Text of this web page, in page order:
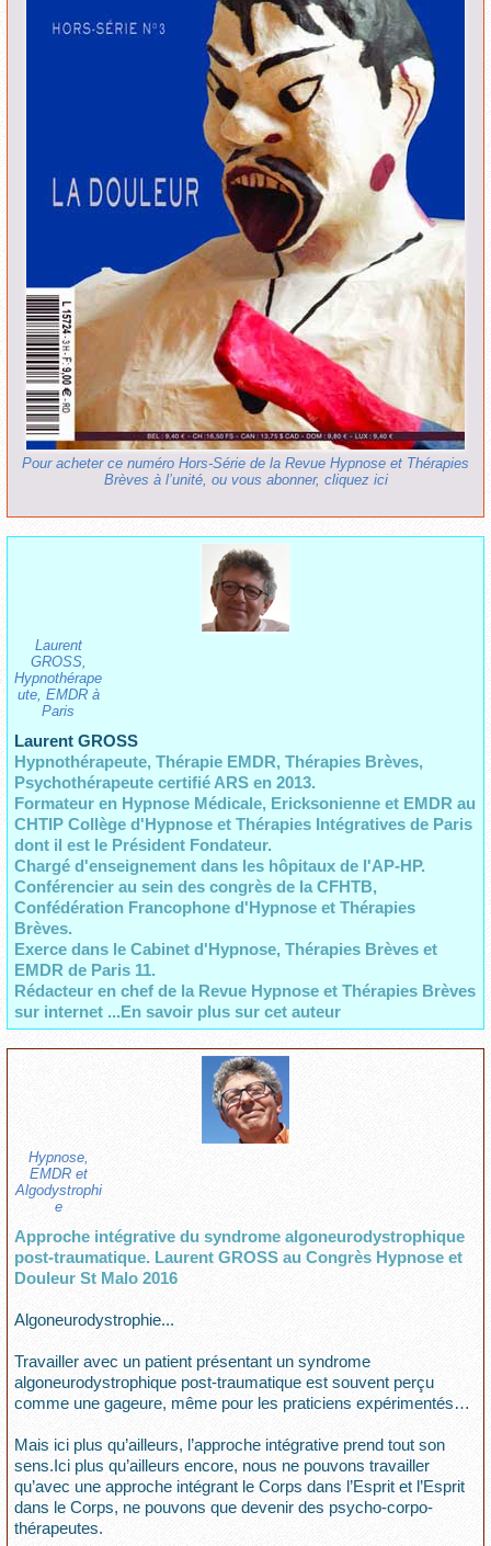
Pour acheter ce numéro Hors-Série de la Revue Hypnose et Thérapies
Brèves à l’unité, ou vous abonner, cliquez ici
Laurent
GROSS,
Hypnothérape
ute, EMDR à
Paris
Laurent GROSS
Hypnothérapeute, Thérapie EMDR, Thérapies Brèves,
Psychothérapeute certifié ARS en 2013.
Formateur en Hypnose Médicale, Ericksonienne et EMDR au
CHTIP Collège d'Hypnose et Thérapies Intégratives de Paris
dont il est le Président Fondateur.
Chargé d'enseignement dans les hôpitaux de l'AP-HP.
Conférencier au sein des congrès de la CFHTB,
Confédération Francophone d'Hypnose et Thérapies
Brèves.
Exerce dans le Cabinet d'Hypnose, Thérapies Brèves et
EMDR de Paris 11.
Rédacteur en chef de la Revue Hypnose et Thérapies Brèves
sur internet ...En savoir plus sur cet auteur
Hypnose,
EMDR et
Algodystrophi
e
Approche intégrative du syndrome algoneurodystrophique
post-traumatique. Laurent GROSS au Congrès Hypnose et
Douleur St Malo 2016
Algoneurodystrophie...
Travailler avec un patient présentant un syndrome
algoneurodystrophique post-traumatique est souvent perçu
comme une gageure, même pour les praticiens expérimentés…
Mais ici plus qu’ailleurs, l’approche intégrative prend tout son
sens.Ici plus qu’ailleurs encore, nous ne pouvons travailler
qu’avec une approche intégrant le Corps dans l’Esprit et l’Esprit
dans le Corps, ne pouvons que devenir des psycho-corpo-
thérapeutes.